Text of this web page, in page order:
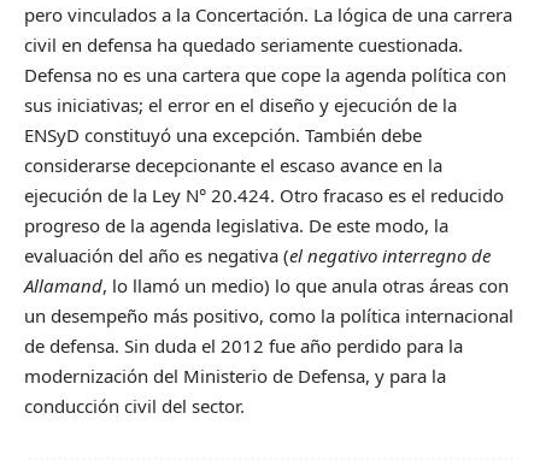
pero vinculados a la Concertación. La lógica de una carrera
civil en defensa ha quedado seriamente cuestionada.
Defensa no es una cartera que cope la agenda política con
sus iniciativas; el error en el diseño y ejecución de la
ENSyD constituyó una excepción. También debe
considerarse decepcionante el escaso avance en la
ejecución de la Ley N° 20.424. Otro fracaso es el reducido
progreso de la agenda legislativa. De este modo, la
evaluación del año es negativa (el negativo interregno de
Allamand, lo llamó un medio) lo que anula otras áreas con
un desempeño más positivo, como la política internacional
de defensa. Sin duda el 2012 fue año perdido para la
modernización del Ministerio de Defensa, y para la
conducción civil del sector.